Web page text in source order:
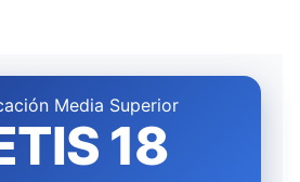
Media Superior
18